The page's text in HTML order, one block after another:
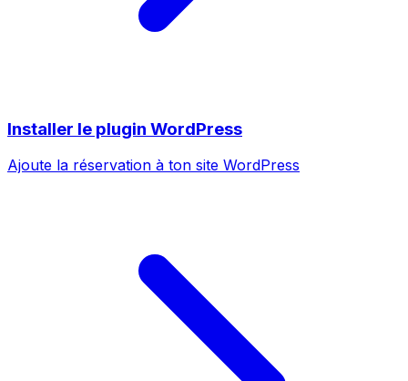
Installer le plugin WordPress
Ajoute la réservation à ton site WordPress